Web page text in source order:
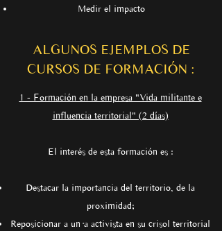
Medir el impacto
ALGUNOS EJEMPLOS DE
CURSOS DE FORMACIÓN :
1 - Formación en la empresa "Vida militante e
influencia territorial" (2 días)
El interés de esta formación es :
Destacar la importancia del territorio, de la
proximidad;
Reposicionar a un·a activista en su crisol territorial